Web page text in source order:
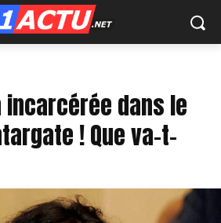
incarcérée dans le
! Que va-t-